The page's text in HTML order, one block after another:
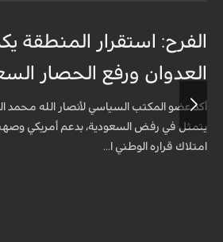
الفرح: استقرار المنطقة
العدوان ورفع الحصار
أكد عضو المكتب السياسي لأنصار الله محمد
يتمثل في رفض السعودية، بدعم أمريكي
امتلاك قراره الوطني ا...